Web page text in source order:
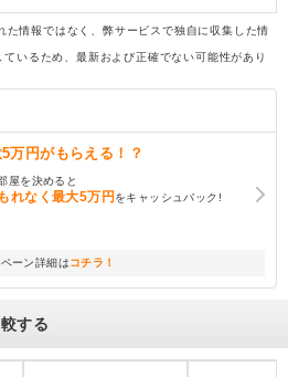
情報ではなく、弊サービスで独自に収集した情
いるため、最新および正確でない可能性があり
万円がもらえる！？
屋を決めると
もれなく最大5万円をキャッシュバック!
ーン詳細はコチラ！
する